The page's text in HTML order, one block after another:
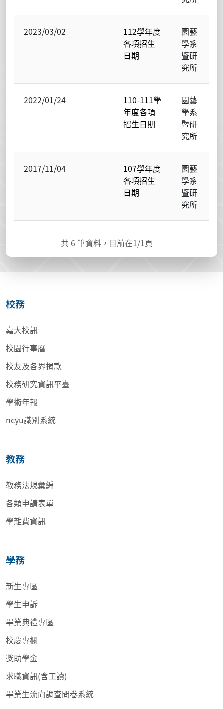
2023/03/02
112學年度
各項招生
日期
園藝
學系
暨研
究所
2022/01/24
110-111學
年度各項
招生日期
園藝
學系
暨研
究所
2017/11/04
107學年度
各項招生
日期
園藝
學系
暨研
究所
共 6 筆資料，目前在1/1頁
校務
嘉大校訊
校園行事曆
校友及各界捐款
校務研究資訊平臺
學術年報
ncyu識別系統
教務
教務法規彙編
各類申請表單
學雜費資訊
學務
新生專區
學生申訴
畢業典禮專區
校慶專欄
獎助學金
求職資訊(含工讀)
畢業生流向調查問卷系統